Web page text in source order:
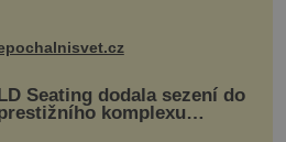
Seating dodala sezení do
komplexu
v Salfordu